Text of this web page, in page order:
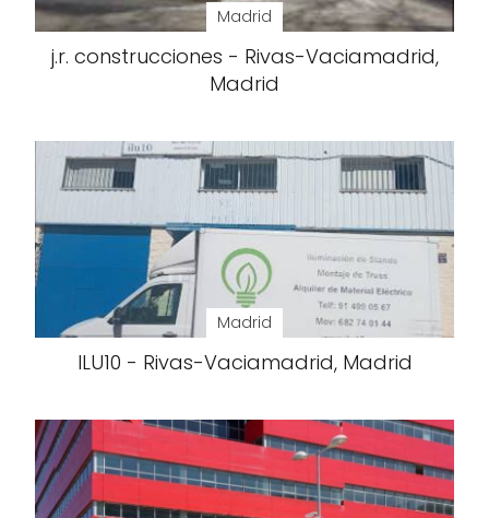
Madrid
j.r. construcciones - Rivas-Vaciamadrid,
Madrid
Madrid
ILU10 - Rivas-Vaciamadrid, Madrid